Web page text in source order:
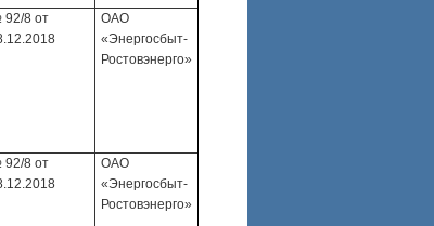
8 от
ОАО
«Энергосбыт-
Ростовэнерго»
8 от
ОАО
«Энергосбыт-
Ростовэнерго»